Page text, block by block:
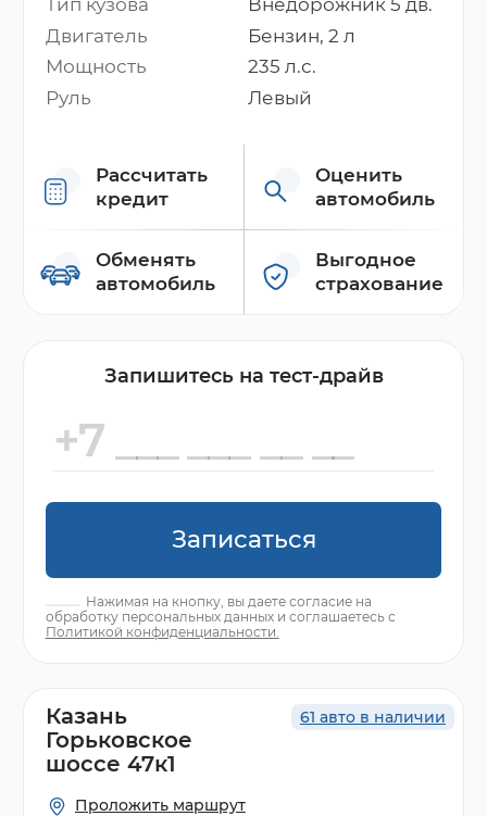
Тип кузова
Внедорожник 5 дв.
Двигатель
Бензин, 2 л
Мощность
235 л.с.
Руль
Левый
Рассчитать
кредит
Оценить
автомобиль
Обменять
автомобиль
Выгодное
страхование
Запишитесь на тест-драйв
Записаться
Нажимая на кнопку, вы даете согласие на
обработку персональных данных и соглашаетесь с
Политикой конфиденциальности.
61 авто в наличии
Казань
Горьковское
шоссе 47к1
Проложить маршрут